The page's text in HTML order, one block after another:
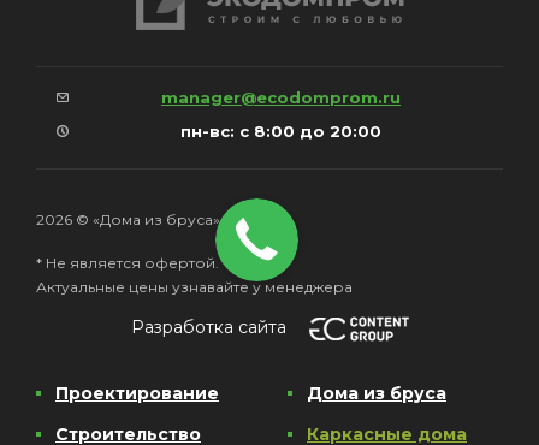
manager@ecodomprom.ru
пн-вс: с 8:00 до 20:00
2026 © «Дома из бруса»
* Не является офертой.
Актуальные цены узнавайте у менеджера
Разработка сайта
Проектирование
Строительство
Дома из бруса
Каркасные дома